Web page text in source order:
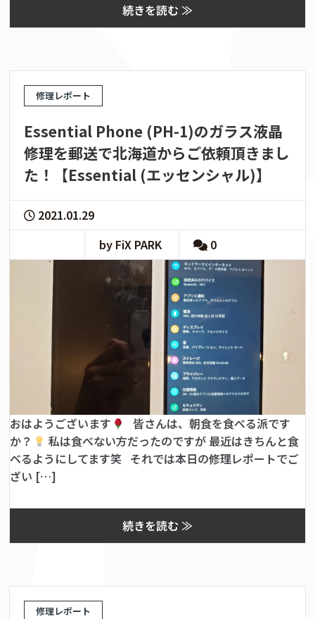
続きを読む ≫
修理レポート
Essential Phone (PH-1)のガラス液晶
修理を郵送で北海道からご依頼頂きまし
た！【Essential (エッセンシャル)】
2021.01.29
by FiX PARK
0
おはようございます
皆さんは、朝食を食べる派です
か？
私は食べない方だったのですが 最近はきちんと食
べるようにしてます笑 それでは本日の修理レポートでご
ざい […]
続きを読む ≫
修理レポート